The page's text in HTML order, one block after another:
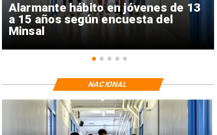
Alarmante hábito en jóvenes de 13
a 15 años según encuesta del
Minsal
NACIONAL